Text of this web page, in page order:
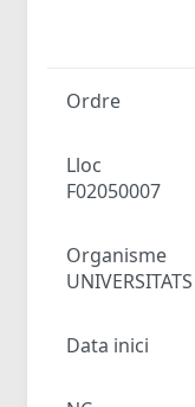
Ordre
Lloc
F02050007
Organisme
UNIVERSITATS
Data inici